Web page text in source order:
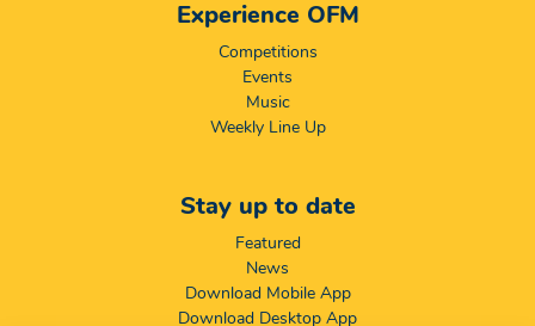
Experience OFM
Competitions
Events
Music
Weekly Line Up
Stay up to date
Featured
News
Download Mobile App
Download Desktop App